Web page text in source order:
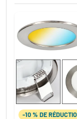
-10 % DE